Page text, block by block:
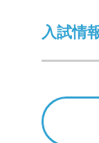
入試情